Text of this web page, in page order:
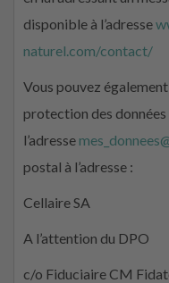
disponible à l’adresse
naturel.com/contact/
Vous pouvez
protection des
l’adresse
postal à l’adresse :
Cellaire SA
A l’attention du DPO
c/o Fiduciaire CM